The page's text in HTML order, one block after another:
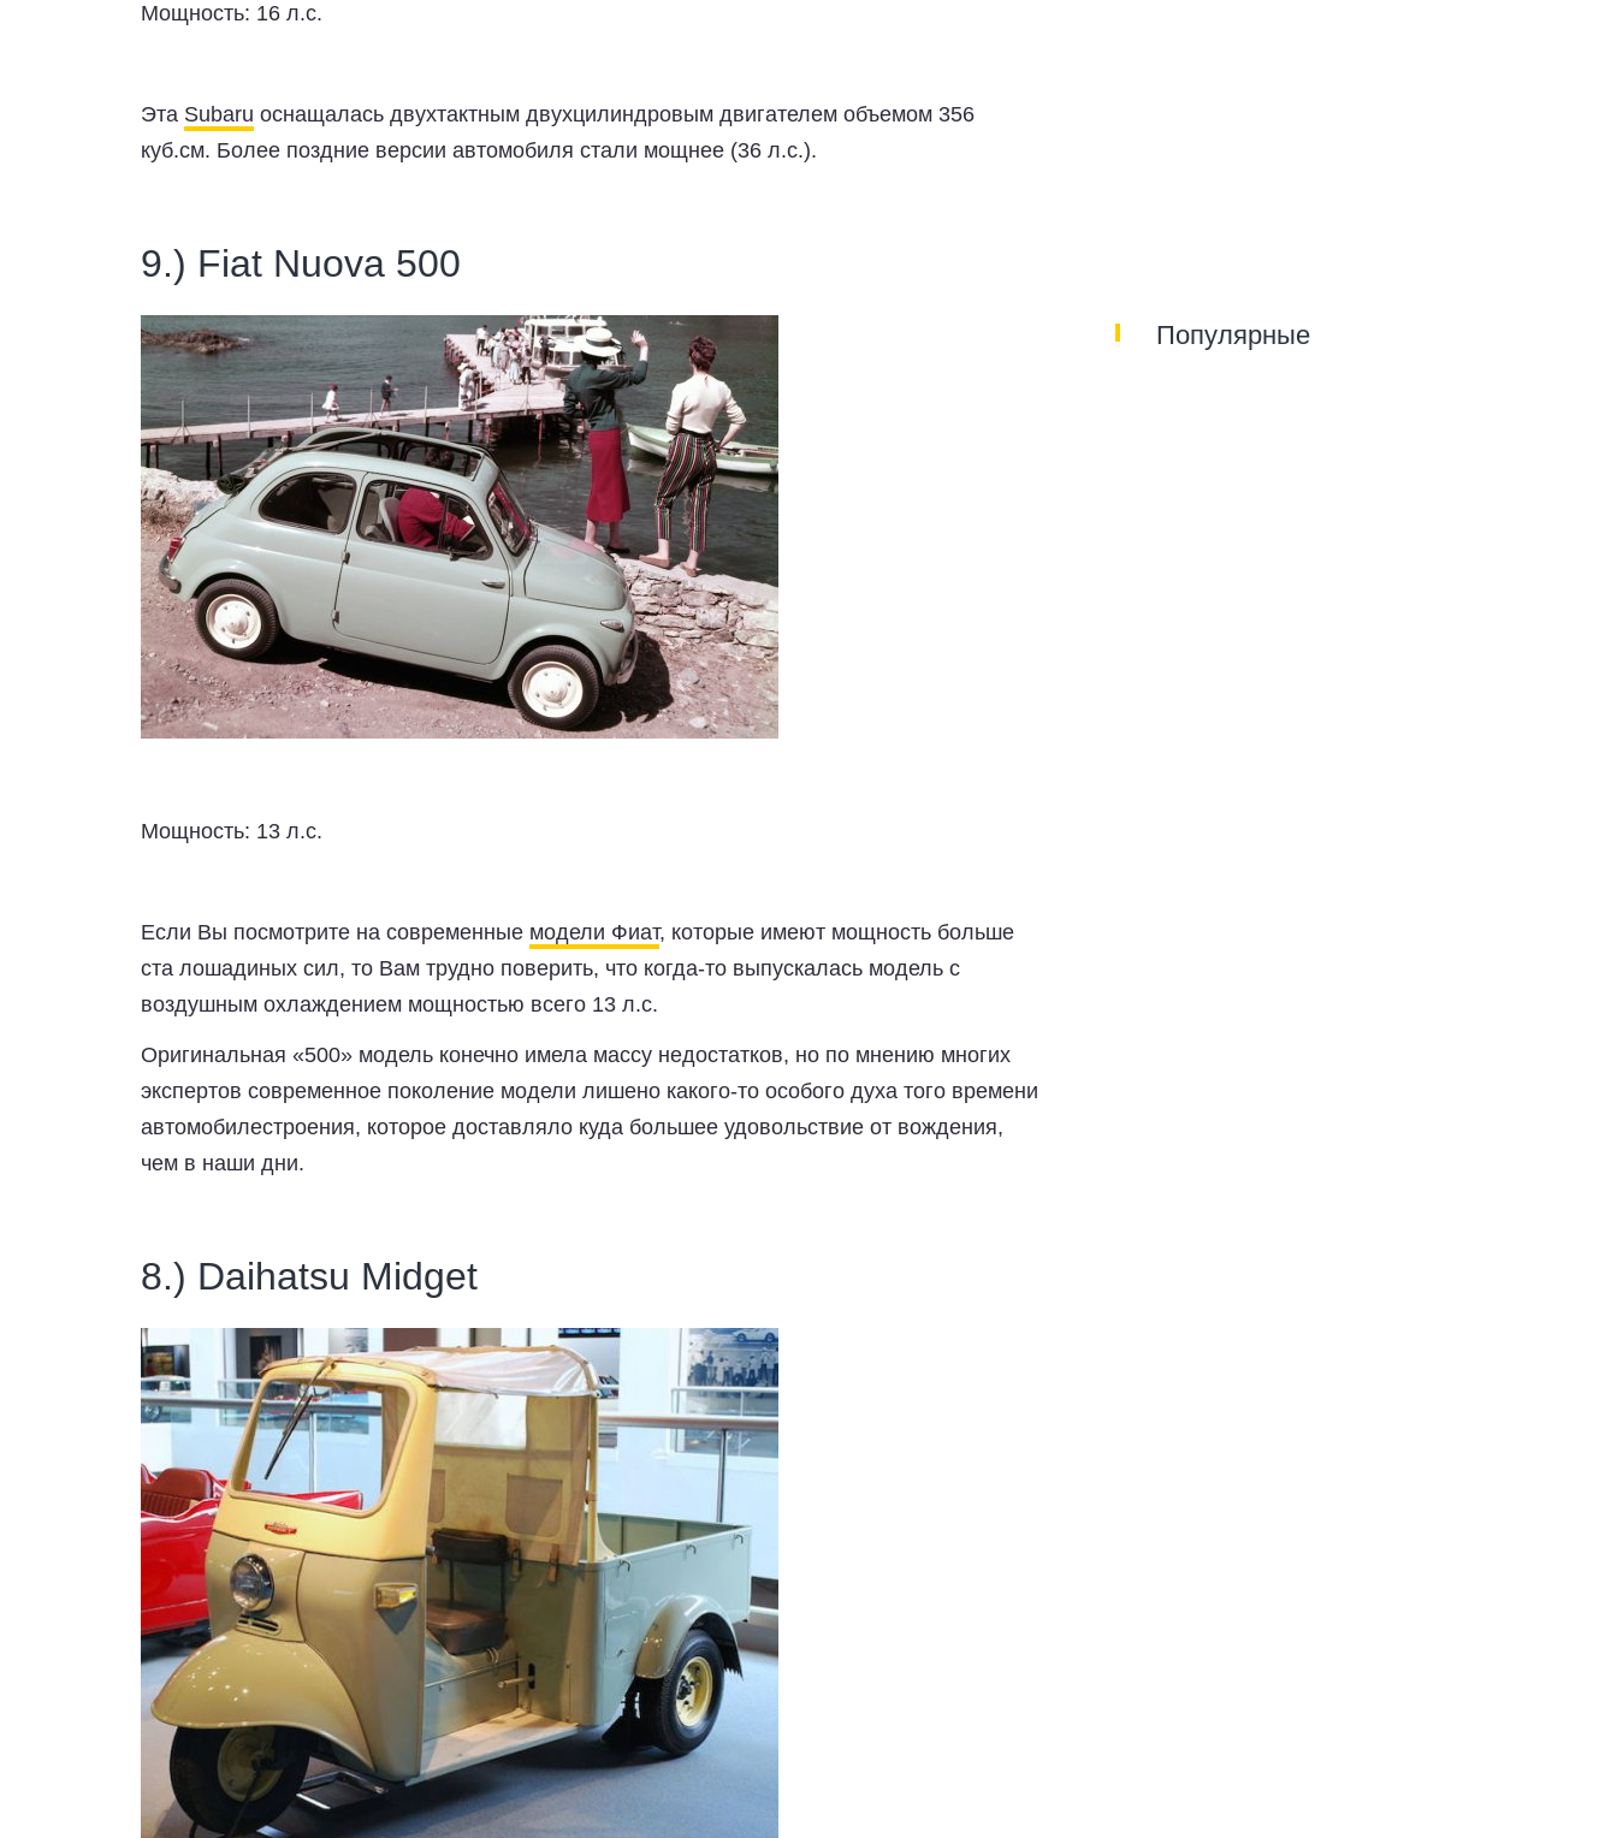
Мощность: 16 л.с.
Эта Subaru оснащалась двухтактным двухцилиндровым двигателем объемом 356
куб.см. Более поздние версии автомобиля стали мощнее (36 л.с.).
9.) Fiat Nuova 500
Мощность: 13 л.с.
Если Вы посмотрите на современные модели Фиат, которые имеют мощность больше
ста лошадиных сил, то Вам трудно поверить, что когда-то выпускалась модель с
воздушным охлаждением мощностью всего 13 л.с.
Оригинальная «500» модель конечно имела массу недостатков, но по мнению многих
экспертов современное поколение модели лишено какого-то особого духа того времени
автомобилестроения, которое доставляло куда большее удовольствие от вождения,
чем в наши дни.
8.) Daihatsu Midget
Популярные